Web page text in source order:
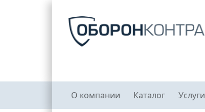
Главное меню
О компании Каталог Услуги